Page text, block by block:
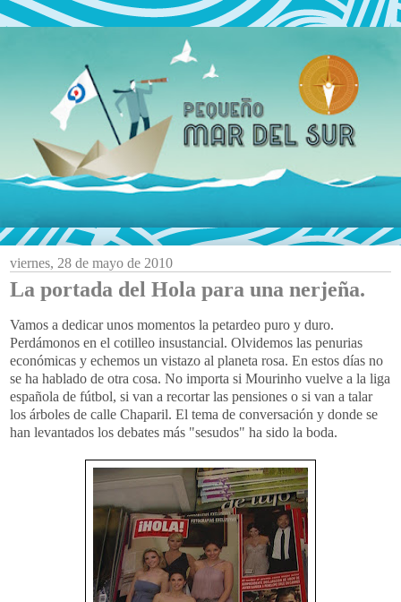
viernes, 28 de mayo de 2010
La portada del Hola para una nerjeña.
Vamos a dedicar unos momentos la petardeo puro y duro.
Perdámonos en el cotilleo insustancial. Olvidemos las penurias
económicas y echemos un vistazo al planeta rosa. En estos días no
se ha hablado de otra cosa. No importa si Mourinho vuelve a la liga
española de fútbol, si van a recortar las pensiones o si van a talar
los árboles de calle Chaparil. El tema de conversación y donde se
han levantados los debates más "sesudos" ha sido la boda.